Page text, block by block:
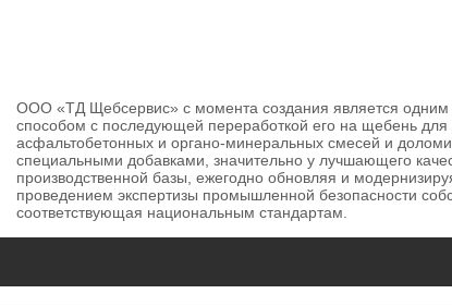
ООО «ТД Щебсервис» с момента создания является одним
способом с последующей переработкой его на щебень
асфальтобетонных и органо-минеральных смесей и
специальными добавками, значительно у лучшающего
производственной базы, ежегодно обновляя и
проведением экспертизы промышленной безопасности
соответствующая национальным стандартам.